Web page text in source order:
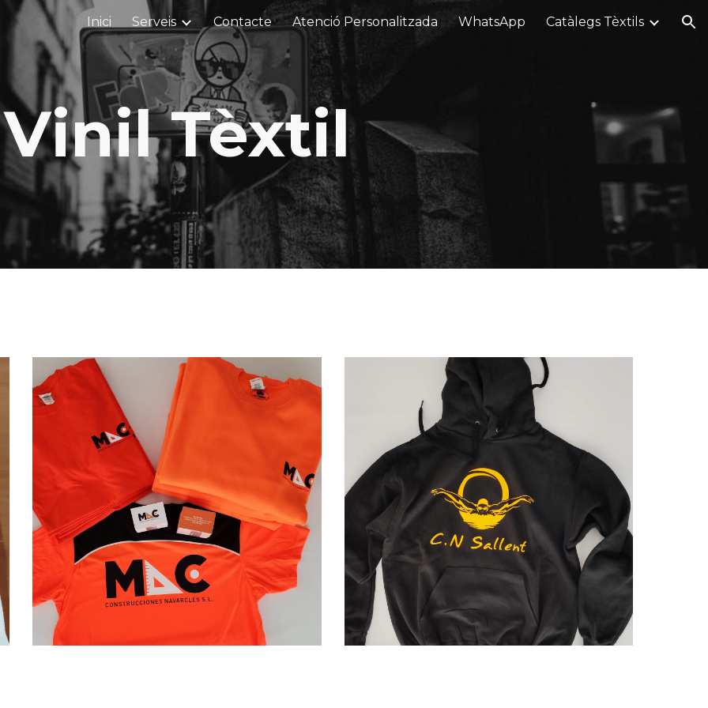
to main content Skip to navigation
Inici Serveis Contacte Atenció Personalitzada WhatsApp Catàlegs Tèxtils
Vinil Tèxtil